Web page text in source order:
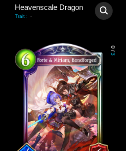
Heavenscale Dragon
Trait : -
0
/
3